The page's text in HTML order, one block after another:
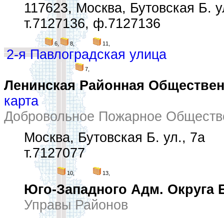
117623, Москва, Бутовская Б.
т.7127136, ф.7127136
6, 8, 11,
2-я Павлоградская улица
7,
Ленинская Районная
карта
Добровольное Пожарное
Москва, Бутовская Б. ул., 7а
т.7127077
10, 13,
Юго-Западного Адм. Округа
Управы Районов